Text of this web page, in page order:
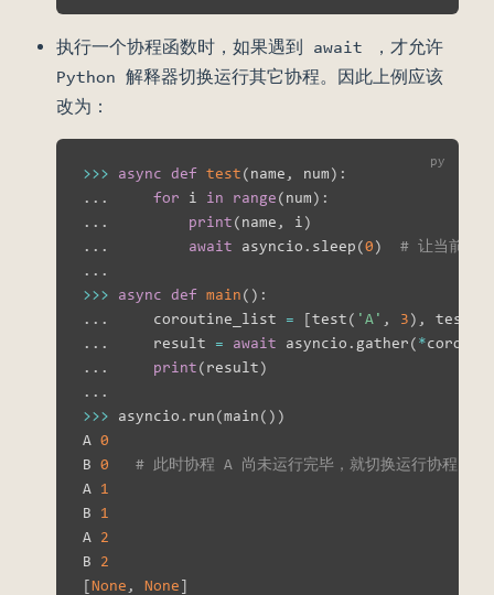
执行一个协程函数时，如果遇到 await ，才允许
Python 解释器切换运行其它协程。因此上例应该
改为：
>>> async def test(name , num) :
. . . for i in range(num) :
. . . print(name , i )
. . . await asyncio . sleep(0)
# 让当前协
. . .
>>> async def main( ) :
. . .
     coroutine_list
= [test( 'A' , 3) , test
. . .
     result
= await asyncio . gather(*
. . . print(result)
. . .
>>> asyncio . run(main( ) )
A 0
B 0
# 此时协程 A 尚未运行完毕，就切换运行协程 B
A 1
B 1
A 2
B 2
[None , None]